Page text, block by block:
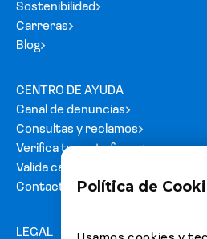
Sostenibilidad
Carreras
Blog
CENTRO DE AYUDA
Canal de denuncias
Consultas y reclamos
Verifica tu carta fianza
Valida cartas de acreditación
Contacto
LEGAL
Política de